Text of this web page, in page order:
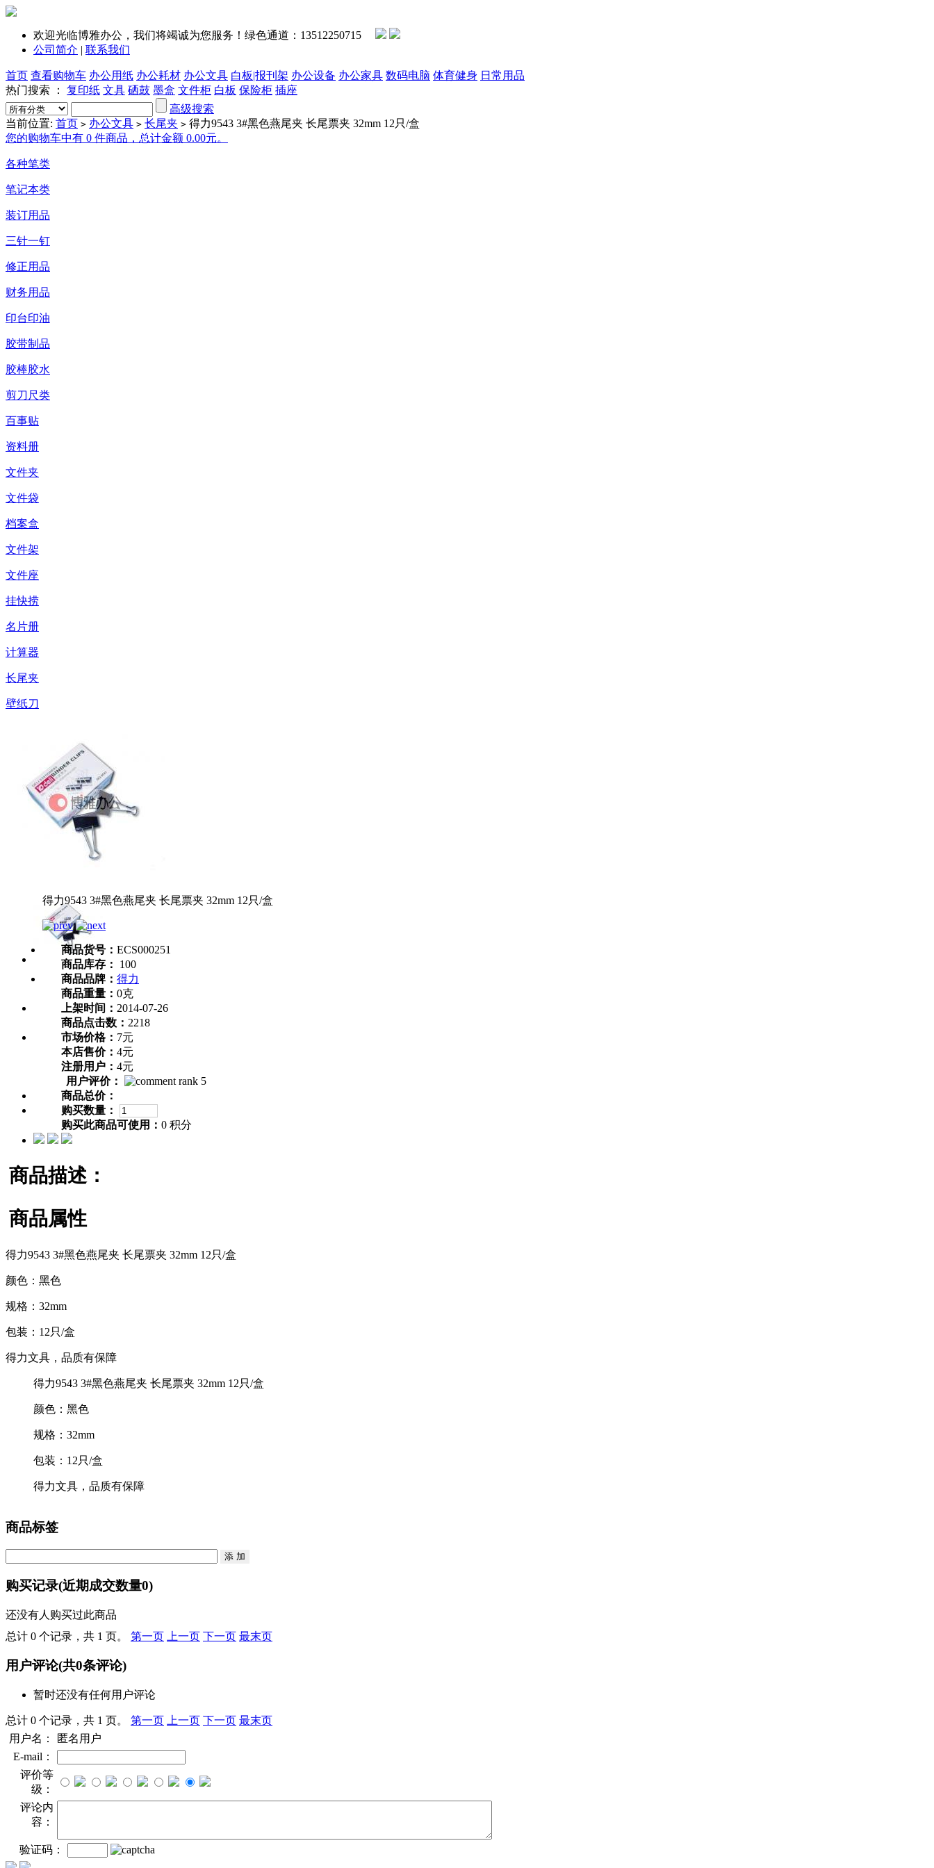
欢迎光临博雅办公，我们将竭诚为您服务！绿色通道：13512250715
公司简介 | 联系我们
首页 查看购物车 办公用纸 办公耗材 办公文具 白板|报刊架 办公设备 办公家具 数码电脑 体育健身 日常用品
热门搜索 ： 复印纸 文具 硒鼓 墨盒 文件柜 白板 保险柜 插座
高级搜索
当前位置: 首页 > 办公文具 > 长尾夹 > 得力9543 3#黑色燕尾夹 长尾票夹 32mm 12只/盒
您的购物车中有 0 件商品，总计金额 0.00元。
各种笔类
笔记本类
装订用品
三针一钉
修正用品
财务用品
印台印油
胶带制品
胶棒胶水
剪刀尺类
百事贴
资料册
文件夹
文件袋
档案盒
文件架
文件座
挂快捞
名片册
计算器
长尾夹
壁纸刀
得力9543 3#黑色燕尾夹 长尾票夹 32mm 12只/盒
商品货号： ECS000251
商品库存：
100
商品品牌： 得力
商品重量： 0克
上架时间： 2014-07-26
商品点击数： 2218
市场价格： 7元
本店售价： 4元
注册用户： 4元
用户评价：
商品总价：
购买数量：
购买此商品可使用： 0 积分
商品描述：
商品属性
得力9543 3#黑色燕尾夹 长尾票夹 32mm 12只/盒
颜色：黑色
规格：32mm
包装：12只/盒
得力文具，品质有保障
得力9543 3#黑色燕尾夹 长尾票夹 32mm 12只/盒
颜色：黑色
规格：32mm
包装：12只/盒
得力文具，品质有保障
商品标签
购买记录(近期成交数量0)
还没有人购买过此商品
总计 0 个记录，共 1 页。 第一页 上一页 下一页 最末页
用户评论(共0条评论)
暂时还没有任何用户评论
总计 0 个记录，共 1 页。 第一页 上一页 下一页 最末页
用户名：
匿名用户
E-mail：
评价等
级：
评论内
容：
验证码：